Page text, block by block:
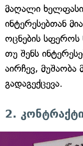
მაღალი
ინტერესებთან
ოცნების სფეროს
თუ შენს
აირჩევ,
გადაგექცევა.
2.